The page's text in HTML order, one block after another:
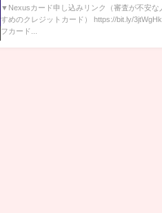
由も解説
▼Nexusカード申し込みリンク（審査が不安な
すめのクレジットカード） https://bit.ly/
フカード...